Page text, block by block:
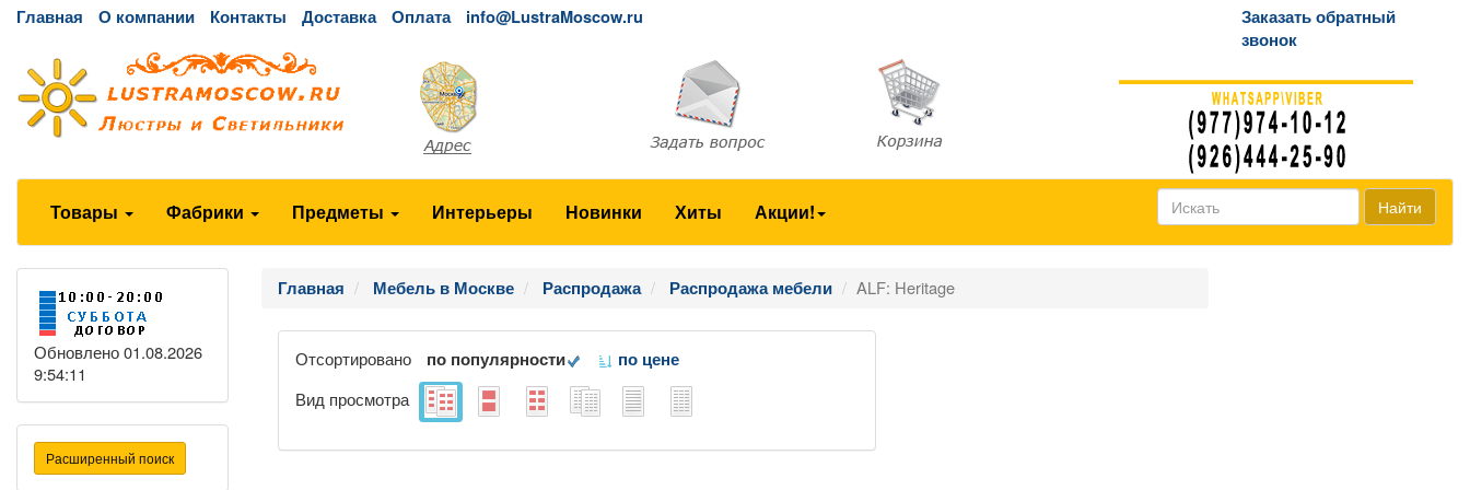
Главная О компании Контакты Доставка Оплата info@LustraMoscow.ru
Заказать обратный
звонок
Товары Фабрики Предметы Интерьеры Новинки Хиты Акции! Найти
Обновлено 01.08.2026
9:54:11
Расширенный поиск
Главная Мебель в Москве Распродажа Распродажа мебели ALF: Heritage
Отсортировано по популярности
по цене
Вид просмотра